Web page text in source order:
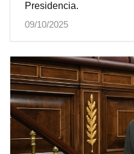
Presidencia.
09/10/2025